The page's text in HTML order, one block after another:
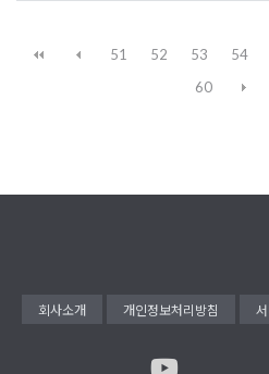
51 52 53 54
60
회사소개 개인정보처리방침